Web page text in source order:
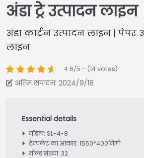
अंडा ट्रे उत्पादन लाइन
अंडा कार्टन उत्पादन लाइन | पेपर
लाइन
4.6/5 - (14 votes)
अंतिम संपादन: 2024/9/18
मॉडल: SL-4-8
टेम्पलेट का आकार: 1550*400मिमी
मोल्ड संख्या: 32